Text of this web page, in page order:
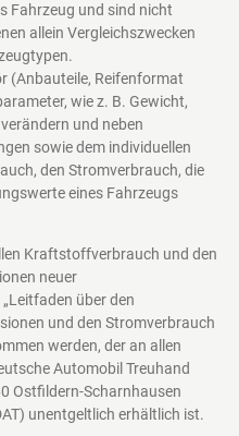
Fahrzeug und sind nicht
allein Vergleichszwecken
(Anbauteile, Reifenformat
wie z. B. Gewicht,
und neben
sowie dem individuellen
den Stromverbrauch, die
eines Fahrzeugs
Kraftstoffverbrauch und den
neuer
über den
und den Stromverbrauch
werden, der an allen
Automobil Treuhand
Ostfildern-Scharnhausen
unentgeltlich erhältlich ist.